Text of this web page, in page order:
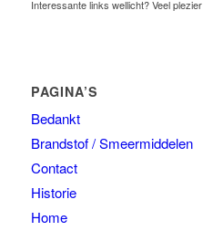
Interessante links wellicht? Veel
PAGINA’S
Bedankt
Brandstof / Smeermiddelen
Contact
Historie
Home